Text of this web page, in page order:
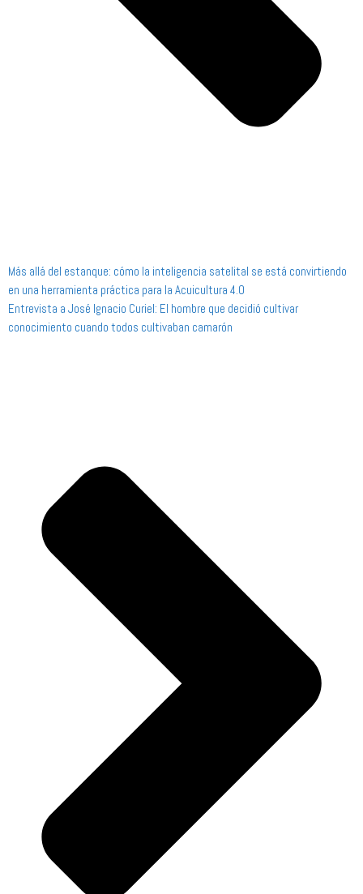
Más allá del estanque: cómo la inteligencia satelital se está convirtiendo
en una herramienta práctica para la Acuicultura 4.0
Entrevista a José Ignacio Curiel: El hombre que decidió cultivar
conocimiento cuando todos cultivaban camarón